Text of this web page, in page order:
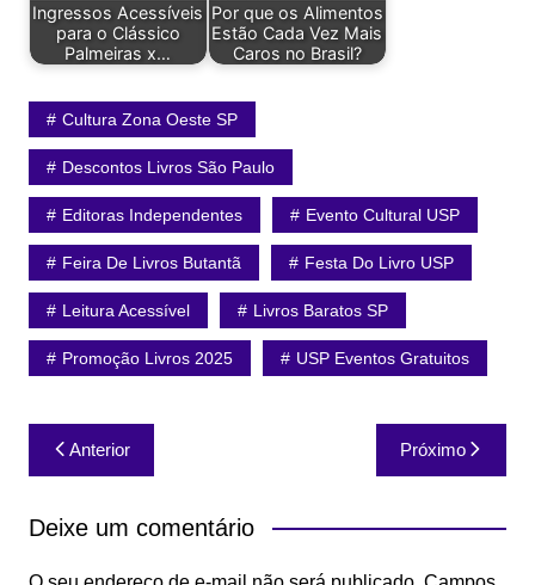
Ingressos Acessíveis
para o Clássico
Palmeiras x…
Por que os Alimentos
Estão Cada Vez Mais
Caros no Brasil?
Cultura Zona Oeste SP
Descontos Livros São Paulo
Editoras Independentes Evento Cultural USP
Feira De Livros Butantã Festa Do Livro USP
Leitura Acessível Livros Baratos SP
Promoção Livros 2025 USP Eventos Gratuitos
Navegação
de
Post
Anterior Próximo
Deixe um comentário